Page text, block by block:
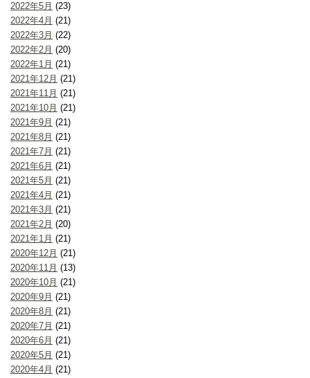
2022年5月 (23)
2022年4月 (21)
2022年3月 (22)
2022年2月 (20)
2022年1月 (21)
2021年12月 (21)
2021年11月 (21)
2021年10月 (21)
2021年9月 (21)
2021年8月 (21)
2021年7月 (21)
2021年6月 (21)
2021年5月 (21)
2021年4月 (21)
2021年3月 (21)
2021年2月 (20)
2021年1月 (21)
2020年12月 (21)
2020年11月 (13)
2020年10月 (21)
2020年9月 (21)
2020年8月 (21)
2020年7月 (21)
2020年6月 (21)
2020年5月 (21)
2020年4月 (21)